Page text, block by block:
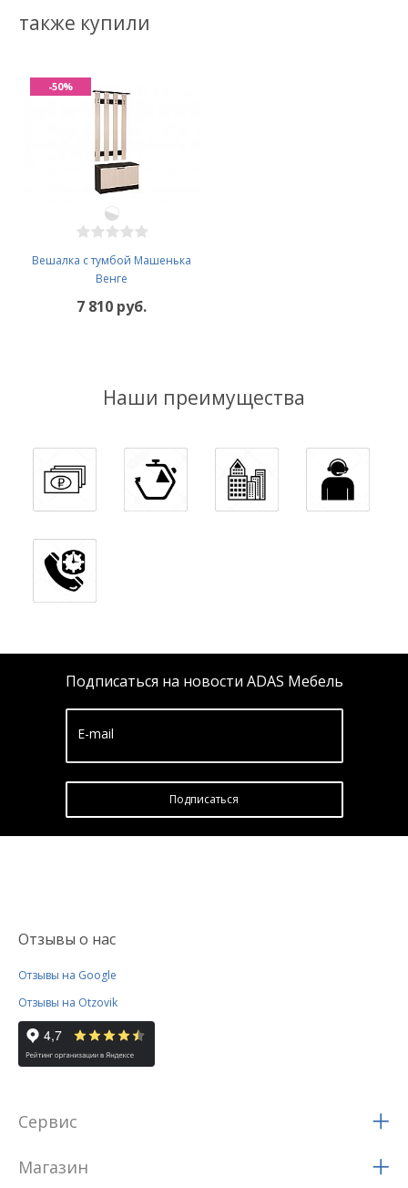
также купили
Вешалка с тумбой Машенька
Венге
7 810 руб.
-50%
Наши преимущества
Подписаться на новости ADAS Мебель
E-mail
Подписатьcя
Отзывы о нас
Отзывы на Google
Отзывы на Otzovik
Сервис
Магазин